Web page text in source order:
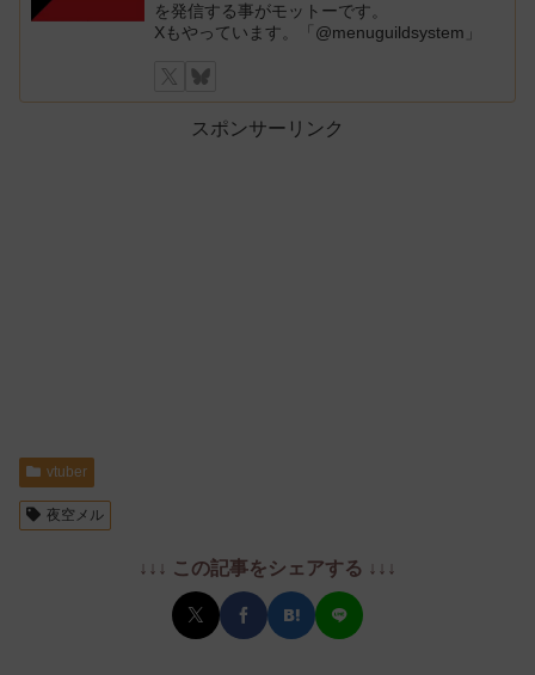
を発信する事がモットーです。
Xもやっています。「@menuguildsystem」
スポンサーリンク
vtuber
夜空メル
↓↓↓ この記事をシェアする ↓↓↓